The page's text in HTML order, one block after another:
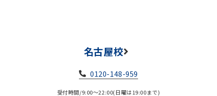
名古屋校
0120-148-959
受付時間/9:00～22:00(日曜は19:00まで)